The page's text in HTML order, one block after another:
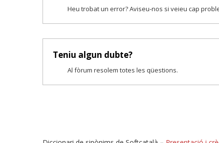
Heu trobat un error? Aviseu-nos si veieu cap
Teniu algun dubte?
Al fòrum resolem totes les qüestions.